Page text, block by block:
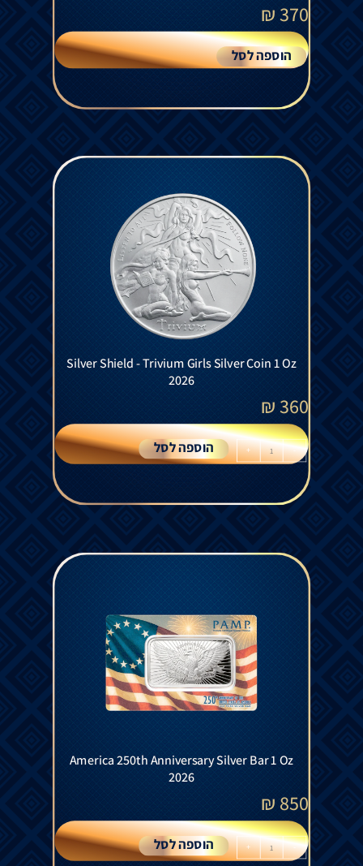
370
₪
הוספה לסל
Silver Shield - Trivium Girls Silver Coin 1 Oz
2026
360
₪
-
+ הוספה לסל
America 250th Anniversary Silver Bar 1 Oz
2026
850
₪
-
+ הוספה לסל